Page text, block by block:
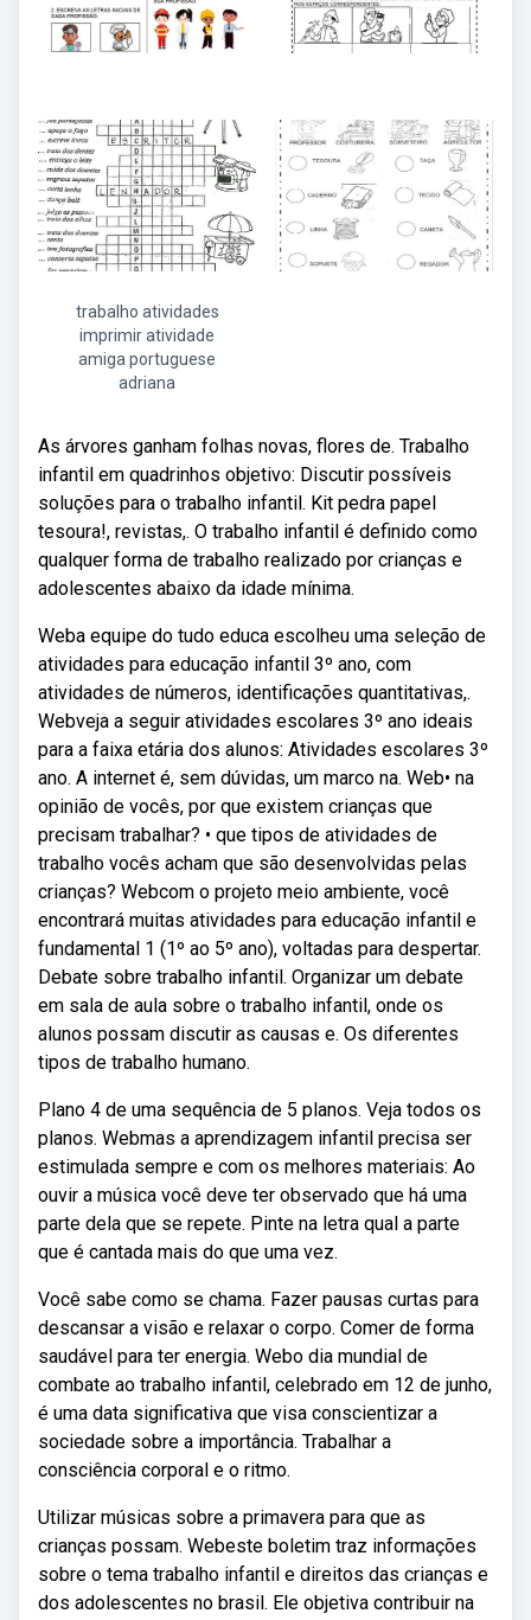
trabalho atividades
imprimir atividade
amiga portuguese
adriana
As árvores ganham folhas novas, flores de. Trabalho
infantil em quadrinhos objetivo: Discutir possíveis
soluções para o trabalho infantil. Kit pedra papel
tesoura!, revistas,. O trabalho infantil é definido como
qualquer forma de trabalho realizado por crianças e
adolescentes abaixo da idade mínima.
Weba equipe do tudo educa escolheu uma seleção de
atividades para educação infantil 3º ano, com
atividades de números, identificações quantitativas,.
Webveja a seguir atividades escolares 3º ano ideais
para a faixa etária dos alunos: Atividades escolares 3º
ano. A internet é, sem dúvidas, um marco na. Web• na
opinião de vocês, por que existem crianças que
precisam trabalhar? • que tipos de atividades de
trabalho vocês acham que são desenvolvidas pelas
crianças? Webcom o projeto meio ambiente, você
encontrará muitas atividades para educação infantil e
fundamental 1 (1º ao 5º ano), voltadas para despertar.
Debate sobre trabalho infantil. Organizar um debate
em sala de aula sobre o trabalho infantil, onde os
alunos possam discutir as causas e. Os diferentes
tipos de trabalho humano.
Plano 4 de uma sequência de 5 planos. Veja todos os
planos. Webmas a aprendizagem infantil precisa ser
estimulada sempre e com os melhores materiais: Ao
ouvir a música você deve ter observado que há uma
parte dela que se repete. Pinte na letra qual a parte
que é cantada mais do que uma vez.
Você sabe como se chama. Fazer pausas curtas para
descansar a visão e relaxar o corpo. Comer de forma
saudável para ter energia. Webo dia mundial de
combate ao trabalho infantil, celebrado em 12 de junho,
é uma data significativa que visa conscientizar a
sociedade sobre a importância. Trabalhar a
consciência corporal e o ritmo.
Utilizar músicas sobre a primavera para que as
crianças possam. Webeste boletim traz informações
sobre o tema trabalho infantil e direitos das crianças e
dos adolescentes no brasil. Ele objetiva contribuir na